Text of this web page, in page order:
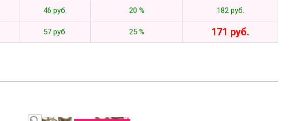
46 руб. 20 % 182 руб.
57 руб. 25 % 171 руб.